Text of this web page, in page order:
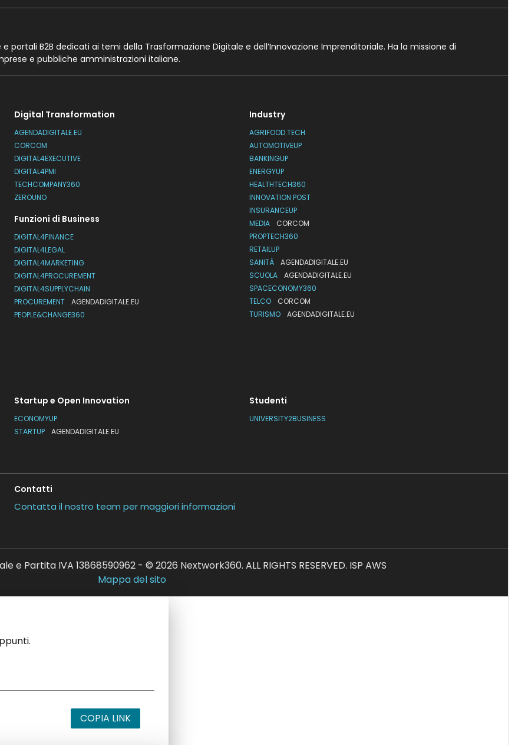
portali B2B dedicati ai temi della Trasformazione Digitale e dell’Innovazione Imprenditoriale. Ha la missione di
e pubbliche amministrazioni italiane.
Digital Transformation
AGENDADIGITALE.EU
CORCOM
DIGITAL4EXECUTIVE
DIGITAL4PMI
TECHCOMPANY360
ZEROUNO
Funzioni di Business
DIGITAL4FINANCE
DIGITAL4LEGAL
DIGITAL4MARKETING
DIGITAL4PROCUREMENT
DIGITAL4SUPPLYCHAIN
PROCUREMENT
AGENDADIGITALE.EU
PEOPLE&CHANGE360
Industry
AGRIFOOD.TECH
AUTOMOTIVEUP
BANKINGUP
ENERGYUP
HEALTHTECH360
INNOVATION POST
INSURANCEUP
MEDIA
CORCOM
PROPTECH360
RETAILUP
SANITÀ
AGENDADIGITALE.EU
SCUOLA
AGENDADIGITALE.EU
SPACECONOMY360
TELCO
CORCOM
TURISMO
AGENDADIGITALE.EU
Startup e Open Innovation
ECONOMYUP
STARTUP
AGENDADIGITALE.EU
Studenti
UNIVERSITY2BUSINESS
Contatti
Contatta il nostro team per maggiori informazioni
e Partita IVA 13868590962 - © 2026 Nextwork360. ALL RIGHTS RESERVED. ISP AWS
Mappa del sito
COPIA LINK